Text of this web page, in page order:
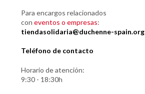
Para encargos relacionados
con eventos o empresas:
tiendasolidaria@duchenne-spain.org
Teléfono de contacto
Horario de atención:
9:30 - 18:30h